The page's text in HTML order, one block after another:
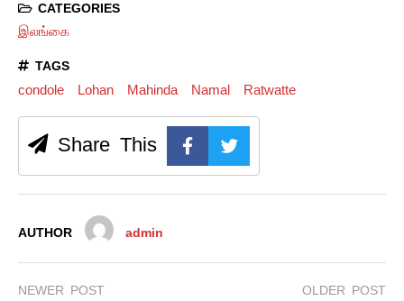
CATEGORIES
இலங்கை
TAGS
condole Lohan Mahinda Namal Ratwatte
Share This
AUTHOR admin
NEWER POST OLDER POST